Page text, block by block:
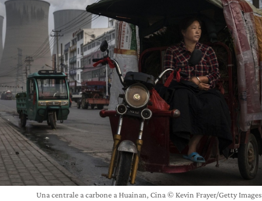
Una centrale a carbone a Huainan, Cina © Kevin Frayer/Getty Images